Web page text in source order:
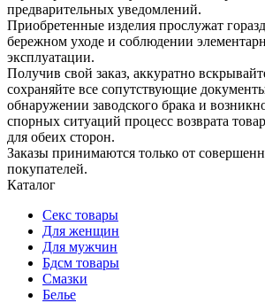
предварительных уведомлений.
Приобретенные изделия прослужат
бережном уходе и соблюдении
эксплуатации.
Получив свой заказ, аккуратно
сохраняйте все сопутствующие
обнаружении заводского брака и
спорных ситуаций процесс возврата
для обеих сторон.
Заказы принимаются только от
покупателей.
Каталог
Секс товары
Для женщин
Для мужчин
Бдсм товары
Смазки
Белье